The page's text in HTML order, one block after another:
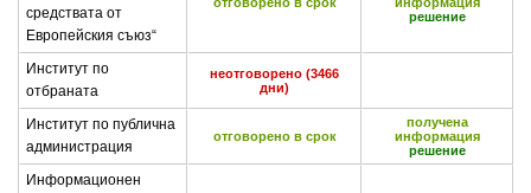
средствата от
Европейския съюз“
решение
Институт по
отбраната
неотговорено (3466
дни)
Институт по публична
администрация
отговорено в срок
получена
информация
решение
Информационен